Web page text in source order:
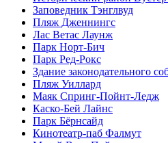
Заповедник Тэнглвуд
Пляж Дженнингс
Лас Ветас Лаунж
Парк Норт-Бич
Парк Ред-Рокс
Здание законодательного
Пляж Уиллард
Маяк Спринг-Пойнт-Ледж
Каско-Бей Лайнс
Парк Бёрнсайд
Кинотеатр-паб Фалмут